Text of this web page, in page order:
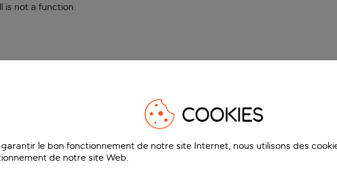
is not a function.
COOKIES
garantir le bon fonctionnement de notre site Internet, nous utilisons des
de notre site Web.